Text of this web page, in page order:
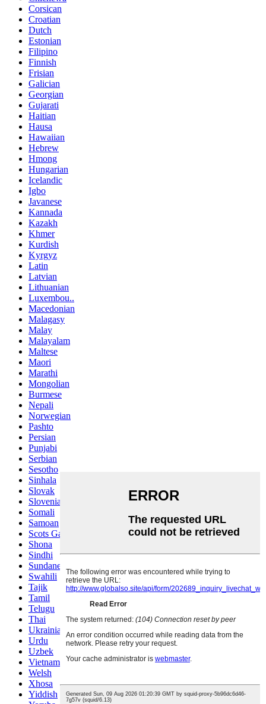
Corsican
Croatian
Dutch
Estonian
Filipino
Finnish
Frisian
Galician
Georgian
Gujarati
Haitian
Hausa
Hawaiian
Hebrew
Hmong
Hungarian
Icelandic
Igbo
Javanese
Kannada
Kazakh
Khmer
Kurdish
Kyrgyz
Latin
Latvian
Lithuanian
Luxembou..
Macedonian
Malagasy
Malay
Malayalam
Maltese
Maori
Marathi
Mongolian
Burmese
Nepali
Norwegian
Pashto
Persian
Punjabi
Serbian
Sesotho
Sinhala
Slovak
Slovenian
Somali
Samoan
Scots Gaelic
Shona
Sindhi
Sundanese
Swahili
Tajik
Tamil
Telugu
Thai
Ukrainian
Urdu
Uzbek
Vietnamese
Welsh
Xhosa
Yiddish